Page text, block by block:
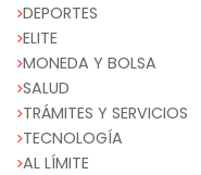
DEPORTES
ELITE
MONEDA Y BOLSA
SALUD
TRÁMITES Y SERVICIOS
TECNOLOGÍA
AL LÍMITE